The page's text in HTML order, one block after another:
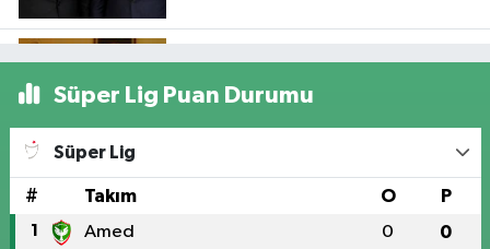
Genel
Süper Lig Puan Durumu
Süper Lig
# Takım O P
1 Amed 0 0